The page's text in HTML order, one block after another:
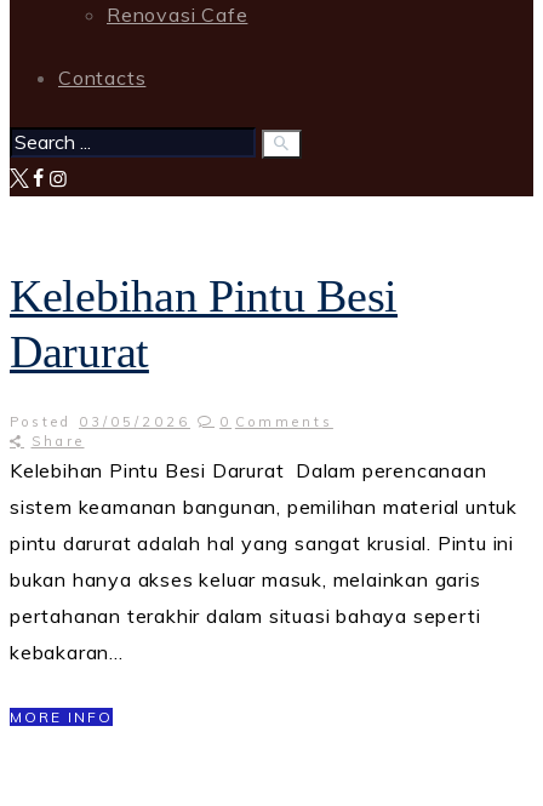
Renovasi Cafe
Contacts
Kelebihan Pintu Besi
Darurat
Posted 03/05/2026 0 Comments
Share
Kelebihan Pintu Besi Darurat Dalam perencanaan
sistem keamanan bangunan, pemilihan material untuk
pintu darurat adalah hal yang sangat krusial. Pintu ini
bukan hanya akses keluar masuk, melainkan garis
pertahanan terakhir dalam situasi bahaya seperti
kebakaran…
MORE INFO